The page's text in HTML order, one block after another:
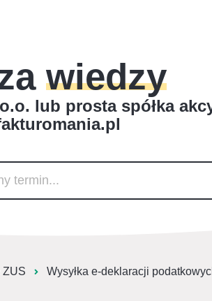
wiedzy
lub prosta spółka
ZUS Wysyłka e-deklaracji